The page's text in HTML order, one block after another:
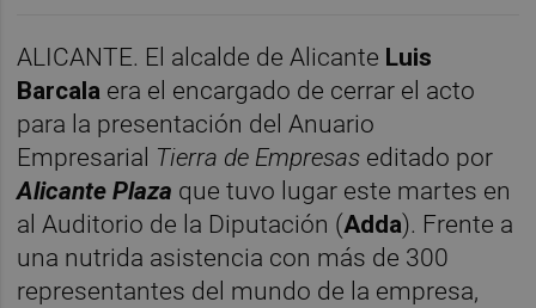
ALICANTE. El alcalde de Alicante Luis
Barcala era el encargado de cerrar el acto
para la presentación del Anuario
Empresarial Tierra de Empresas editado por
Alicante Plaza que tuvo lugar este martes en
al Auditorio de la Diputación (Adda). Frente a
una nutrida asistencia con más de 300
representantes del mundo de la empresa,